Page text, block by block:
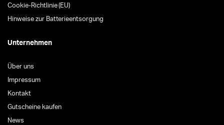
Cookie-Richtlinie (EU)
Hinweise zur Batterieentsorgung
Unternehmen
Über uns
Impressum
Kontakt
Gutscheine kaufen
News